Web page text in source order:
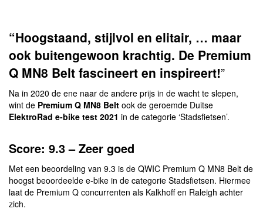
“Hoogstaand, stijlvol en elitair, … maar
ook buitengewoon krachtig. De Premium
Q MN8 Belt fascineert en inspireert!”
Na in 2020 de ene naar de andere prijs in de wacht te slepen,
wint de Premium Q MN8 Belt ook de geroemde Duitse
ElektroRad e-bike test 2021 in de categorie ‘Stadsfietsen’.
Score: 9.3 – Zeer goed
Met een beoordeling van 9.3 is de QWIC Premium Q MN8 Belt de
hoogst beoordeelde e-bike in de categorie Stadsfietsen. Hiermee
laat de Premium Q concurrenten als Kalkhoff en Raleigh achter
zich.